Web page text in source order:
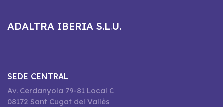
ADALTRA IBERIA S.L.U.
SEDE CENTRAL
Av. Cerdanyola 79-81 Local C
08172 Sant Cugat del Vallès